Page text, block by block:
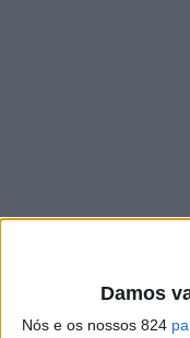
Damos
Nós e os nossos 824